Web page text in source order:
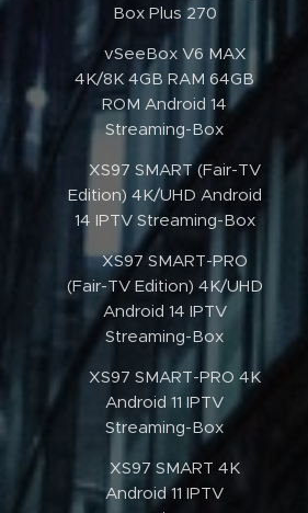
Box Plus 270
✔️vSeeBox V6 MAX
4K/8K 4GB RAM 64GB
ROM Android 14
Streaming-Box
✔️XS97 SMART (Fair-TV
Edition) 4K/UHD Android
14 IPTV Streaming-Box
✔️XS97 SMART-PRO
(Fair-TV Edition) 4K/UHD
Android 14 IPTV
Streaming-Box
✔️XS97 SMART-PRO 4K
Android 11 IPTV
Streaming-Box
✔️XS97 SMART 4K
Android 11 IPTV